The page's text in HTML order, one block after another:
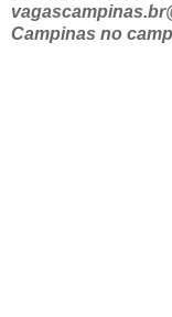
Campinas no